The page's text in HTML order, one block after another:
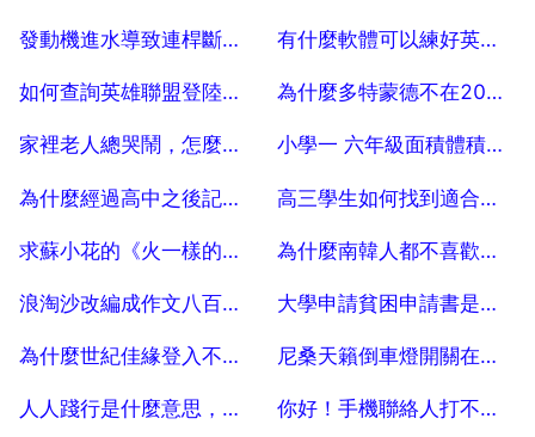
2025-07-19 2025-07-19
發動機進水導致連桿斷裂漏維修需要多少錢
2025-07-19
有什麼軟體可以練好英語口語和聽力？？？？
2025-07-19
如何查詢英雄聯盟登陸記錄
2025-07-19
為什麼多特蒙德不在2015到2016歐冠
2025-07-19
家裡老人總哭鬧，怎麼辦，家裡的老人天天鬧騰怎麼辦
2025-07-19
小學一 六年級面積體積計算公式一覽表
2025-07-19
為什麼經過高中之後記憶力明顯下降？ 20
2025-07-19
高三學生如何找到適合自己的學習方法
2025-07-19
求蘇小花的《火一樣的情歌》 歌詞 火一樣的情歌
2025-07-19
為什麼南韓人都不喜歡睡床
2025-07-19
浪淘沙改編成作文八百字，把浪淘沙這首詩改編成作文八百字
2025-07-19
大學申請貧困申請書是要怎樣弄 5
2025-07-19
為什麼世紀佳緣登入不上去？
2025-07-19
尼桑天籟倒車燈開關在哪個位置
2025-07-19
人人踐行是什麼意思，急踐行什麼意思 你好！手機聯絡人打不開了怎麼辦？